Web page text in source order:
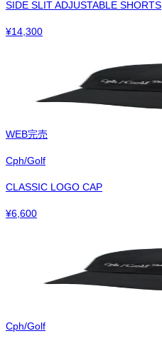
SIDE SLIT ADJUSTABLE SHORTS
¥14,300
WEB完売
Cph/Golf
CLASSIC LOGO CAP
¥6,600
Cph/Golf